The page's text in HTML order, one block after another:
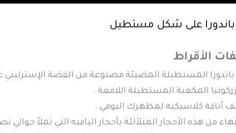
باندورا على شكل مستطيل
الأقراط
المكعبة المستطيلة اللامعة .
أناقة كلاسيكية لمظهرك اليومي .
من هذه الأحجار المتلألئة بأحجار البافيه التي تملأ